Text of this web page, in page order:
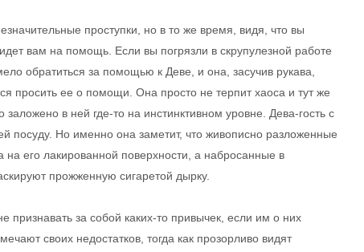
проступки, но в то же время, видя, что вы
вам на помощь. Если вы погрязли в скрупулезной работе
обратиться за помощью к Деве, и она, засучив рукава,
просить ее о помощи. Она просто не терпит хаоса и тут же
в ней где-то на инстинктивном уровне. Дева-гость с
посуду. Но именно она заметит, что живописно разложенные
его лакированной поверхности, а набросанные в
прожженную сигаретой дырку.
признавать за собой каких-то привычек, если им о них
своих недостатков, тогда как прозорливо видят